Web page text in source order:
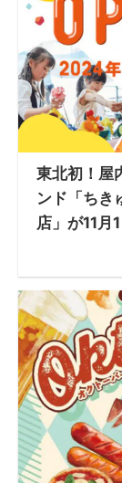
東北初！屋
ンド「ちき
店」が11月